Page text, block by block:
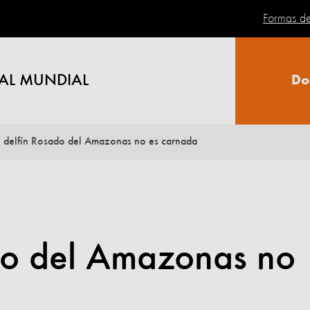
MUNDIAL
Formas
delfín Rosado del Amazonas no es carnada
del Amazonas no